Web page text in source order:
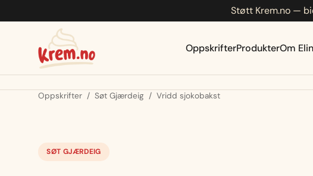
Støtt Krem.no —
OppskrifterProdukterOm Elin
Oppskrifter / Søt Gjærdeig / Vridd sjokobakst
SØT GJÆRDEIG